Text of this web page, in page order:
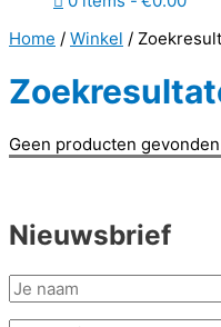
Home / Winkel /
Geen producten
Nieuwsbrief